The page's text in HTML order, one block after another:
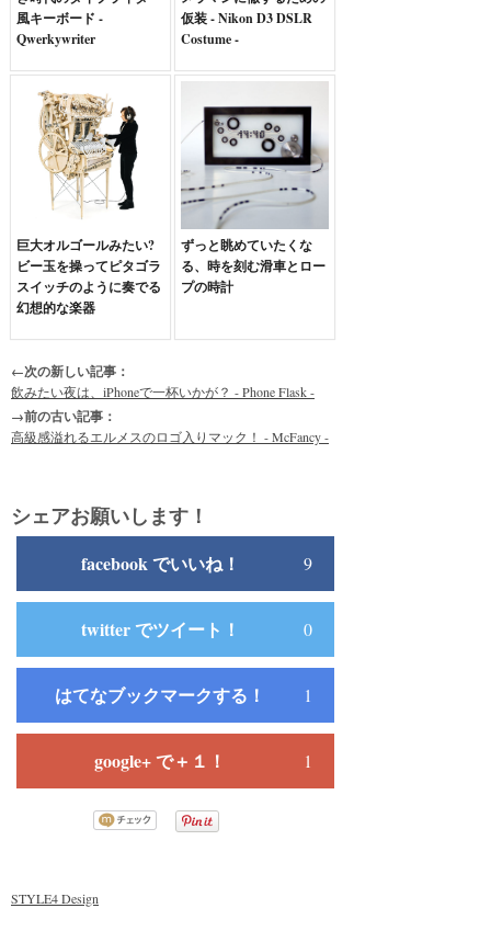
風キーボード -
Qwerkywriter
仮装 - Nikon D3 DSLR
Costume -
巨大オルゴールみたい?
ビー玉を操ってピタゴラ
スイッチのように奏でる
幻想的な楽器
ずっと眺めていたくな
る、時を刻む滑車とロー
プの時計
←次の新しい記事：
飲みたい夜は、iPhoneで一杯いかが？ - Phone Flask -
→前の古い記事：
高級感溢れるエルメスのロゴ入りマック！ - McFancy -
シェアお願いします！
facebook でいいね！ 9
twitter でツイート！ 0
はてなブックマークする！ 1
google+ で＋１！ 1
STYLE4 Design